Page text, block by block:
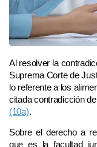
Al resolver la
Suprema Corte de
lo referente a los
citada contradicción
(10a).
Sobre el derecho a
que es la facultad